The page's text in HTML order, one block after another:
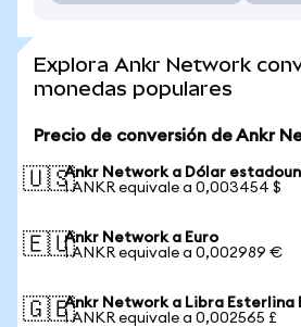
Explora Ankr Network
monedas populares
Precio de conversión de Ankr
🇺🇸Ankr Network a Dólar
1 ANKR equivale a 0,003454 $
🇪🇺Ankr Network a Euro
1 ANKR equivale a 0,002989 €
🇬🇧Ankr Network a Libra Esterlina
1 ANKR equivale a 0,002565 £